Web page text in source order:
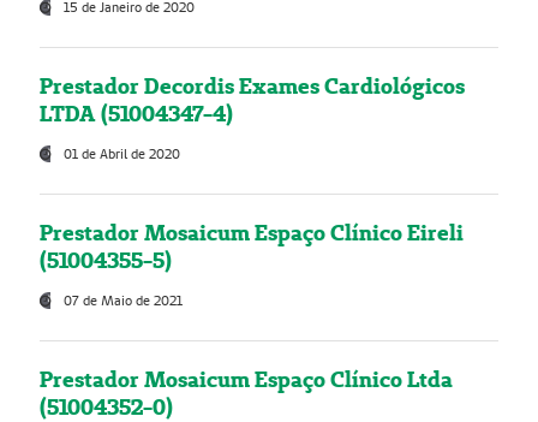
15 de Janeiro de 2020
Prestador Decordis Exames Cardiológicos
LTDA (51004347-4)
01 de Abril de 2020
Prestador Mosaicum Espaço Clínico Eireli
(51004355-5)
07 de Maio de 2021
Prestador Mosaicum Espaço Clínico Ltda
(51004352-0)